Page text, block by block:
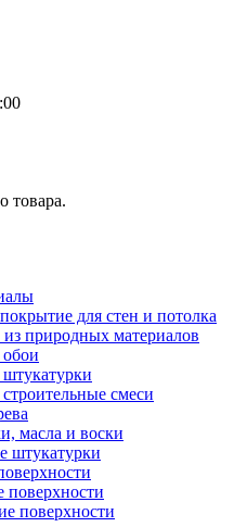
товара.
для стен и потолка
природных материалов
смеси
масла и воски
штукатурки
поверхности